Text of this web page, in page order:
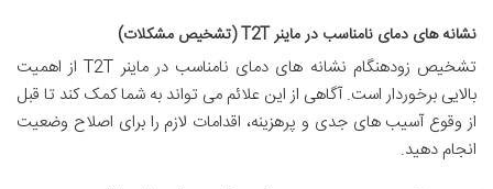
نشانه های دمای نامناسب در ماینر T2T (تشخیص مشکلات)
تشخیص زودهنگام نشانه های دمای نامناسب در ماینر T2T از اهمیت
بالایی برخوردار است. آگاهی از این علائم می تواند به شما کمک کند تا قبل
از وقوع آسیب های جدی و پرهزینه، اقدامات لازم را برای اصلاح وضعیت
انجام دهید.